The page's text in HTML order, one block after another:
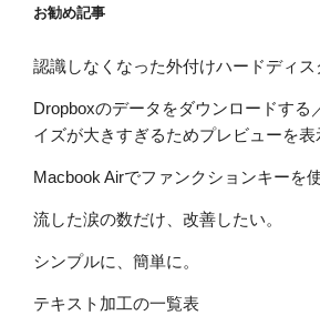
お勧め記事
認識しなくなった外付けハードディス
Dropboxのデータをダウンロードする
イズが大きすぎるためプレビューを
Macbook Airでファンクションキーを
流した涙の数だけ、改善したい。
シンプルに、簡単に。
テキスト加工の一覧表